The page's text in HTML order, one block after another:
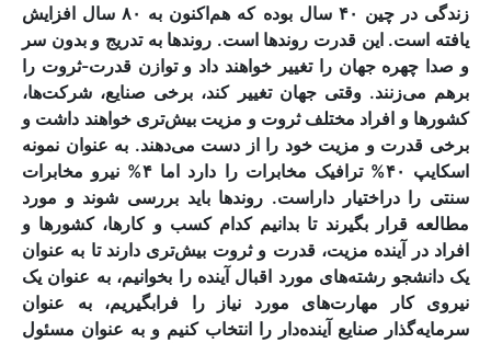
زندگی در چین ۴۰ سال بوده که هم‌اکنون به ۸۰ سال افزایش
یافته است. این قدرت روندها است. روندها به تدریج و بدون سر
و صدا چهره جهان را تغییر خواهند داد و توازن قدرت-ثروت را
برهم می‌زنند. وقتی جهان تغییر کند، برخی صنایع، شرکت‌ها،
کشورها و افراد مختلف ثروت و مزیت بیش‌تری خواهند داشت و
برخی قدرت و مزیت خود را از دست می‌دهند. به عنوان نمونه
اسکایپ ۴۰% ترافیک مخابرات را دارد اما ۴% نیرو مخابرات
سنتی را دراختیار داراست. روندها باید بررسی شوند و مورد
مطالعه قرار بگیرند تا بدانیم کدام کسب و کارها، کشورها و
افراد در آینده مزیت، قدرت و ثروت بیش‌تری دارند تا به عنوان
یک دانشجو رشته‌های مورد اقبال آینده را بخوانیم، به عنوان یک
نیروی کار مهارت‌های مورد نیاز را فرابگیریم، به عنوان
سرمایه‌گذار صنایع آینده‌دار را انتخاب کنیم و به عنوان مسئول